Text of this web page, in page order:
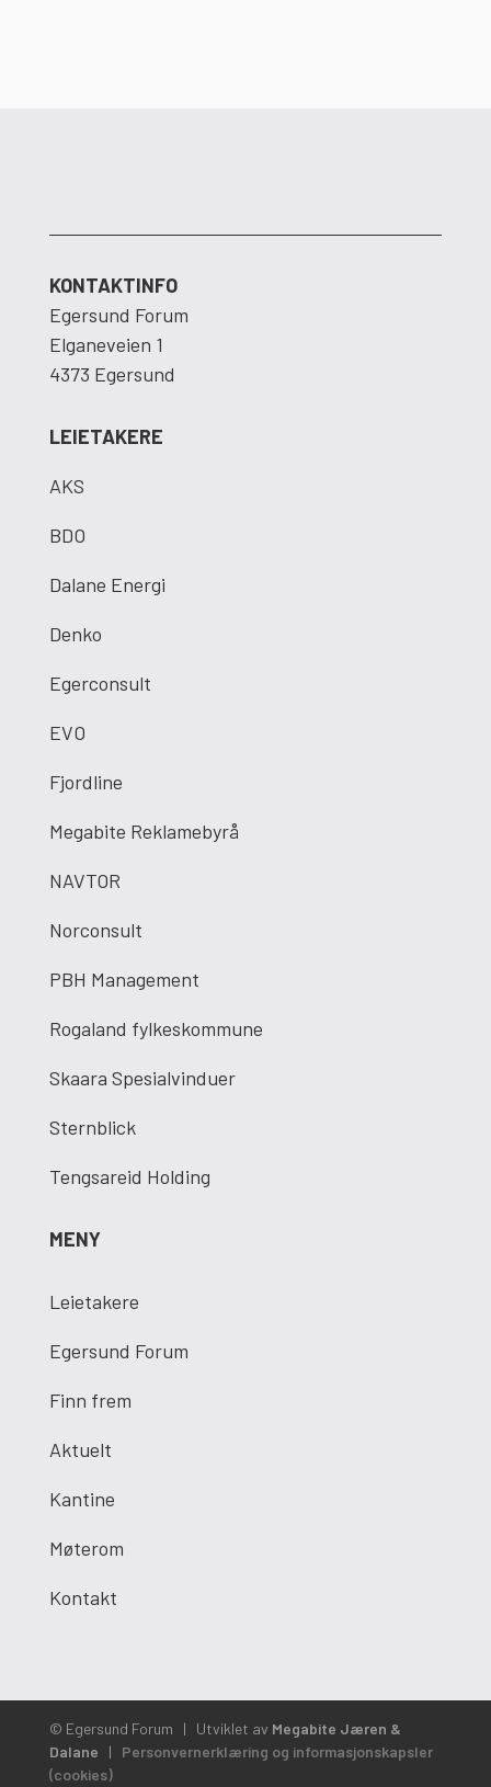
KONTAKTINFO
Egersund Forum
Elganeveien 1
4373 Egersund
LEIETAKERE
AKS
BDO
Dalane Energi
Denko
Egerconsult
EVO
Fjordline
Megabite Reklamebyrå
NAVTOR
Norconsult
PBH Management
Rogaland fylkeskommune
Skaara Spesialvinduer
Sternblick
Tengsareid Holding
MENY
Leietakere
Egersund Forum
Finn frem
Aktuelt
Kantine
Møterom
Kontakt
© Egersund Forum | Utviklet av Megabite Jæren &
Dalane | Personvernerklæring og informasjonskapsler
(cookies)